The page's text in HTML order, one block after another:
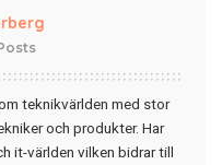
teknikvärlden med stor
och produkter. Har
it-världen vilken bidrar till